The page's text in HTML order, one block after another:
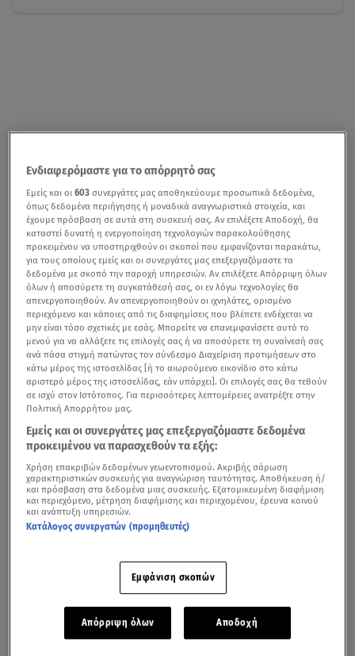
Ενδιαφερόμαστε για το απόρρητό σας
Εμείς και οι603 συνεργάτες μας αποθηκεύουμε προσωπικά δεδομένα,
όπως δεδομένα περιήγησης ή μοναδικά αναγνωριστικά στοιχεία, και
έχουμε πρόσβαση σε αυτά στη συσκευή σας. Αν επιλέξετε Αποδοχή, θα
καταστεί δυνατή η ενεργοποίηση τεχνολογιών παρακολούθησης
προκειμένου να υποστηριχθούν οι σκοποί που εμφανίζονται παρακάτω,
για τους οποίους εμείς και οι συνεργάτες μας επεξεργαζόμαστε τα
δεδομένα με σκοπό την παροχή υπηρεσιών. Αν επιλέξετε Απόρριψη όλων
όλων ή αποσύρετε τη συγκατάθεσή σας, οι εν λόγω τεχνολογίες θα
απενεργοποιηθούν. Αν απενεργοποιηθούν οι ιχνηλάτες, ορισμένο
περιεχόμενο και κάποιες από τις διαφημίσεις που βλέπετε ενδέχεται να
μην είναι τόσο σχετικές με εσάς. Μπορείτε να επανεμφανίσετε αυτό το
μενού για να αλλάξετε τις επιλογές σας ή να αποσύρετε τη συναίνεσή σας
ανά πάσα στιγμή πατώντας τον σύνδεσμο Διαχείριση προτιμήσεων στο
κάτω μέρος της ιστοσελίδας [ή το αιωρούμενο εικονίδιο στο κάτω
αριστερό μέρος της ιστοσελίδας, εάν υπάρχει]. Οι επιλογές σας θα τεθούν
σε ισχύ στον Ιστότοπος. Για περισσότερες λεπτομέρειες ανατρέξτε στην
Πολιτική Απορρήτου μας.
Εμείς και οι συνεργάτες μας επεξεργαζόμαστε δεδομένα
προκειμένου να παρασχεθούν τα εξής:
Χρήση επακριβών δεδομένων γεωεντοπισμού. Ακριβής σάρωση
χαρακτηριστικών συσκευής για αναγνώριση ταυτότητας. Αποθήκευση ή/
και πρόσβαση στα δεδομένα μιας συσκευής. Εξατομικευμένη διαφήμιση
και περιεχόμενο, μέτρηση διαφήμισης και περιεχομένου, έρευνα κοινού
και ανάπτυξη υπηρεσιών.
Κατάλογος συνεργατών (προμηθευτές)
Εμφάνιση σκοπών
Απόρριψη όλων Αποδοχή